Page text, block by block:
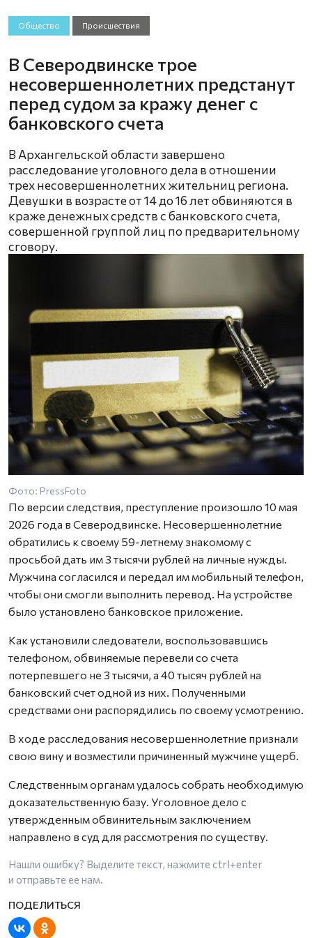
Общество Происшествия
В Северодвинске трое
несовершеннолетних предстанут
перед судом за кражу денег с
банковского счета
В Архангельской области завершено
расследование уголовного дела в отношении
трех несовершеннолетних жительниц региона.
Девушки в возрасте от 14 до 16 лет обвиняются в
краже денежных средств с банковского счета,
совершенной группой лиц по предварительному
сговору.
Фото: PressFoto
По версии следствия, преступление произошло 10 мая
2026 года в Северодвинске. Несовершеннолетние
обратились к своему 59-летнему знакомому с
просьбой дать им 3 тысячи рублей на личные нужды.
Мужчина согласился и передал им мобильный телефон,
чтобы они смогли выполнить перевод. На устройстве
было установлено банковское приложение.
Как установили следователи, воспользовавшись
телефоном, обвиняемые перевели со счета
потерпевшего не 3 тысячи, а 40 тысяч рублей на
банковский счет одной из них. Полученными
средствами они распорядились по своему усмотрению.
В ходе расследования несовершеннолетние признали
свою вину и возместили причиненный мужчине ущерб.
Следственным органам удалось собрать необходимую
доказательственную базу. Уголовное дело с
утвержденным обвинительным заключением
направлено в суд для рассмотрения по существу.
Нашли ошибку? Выделите текст, нажмите ctrl+enter
и отправьте ее нам.